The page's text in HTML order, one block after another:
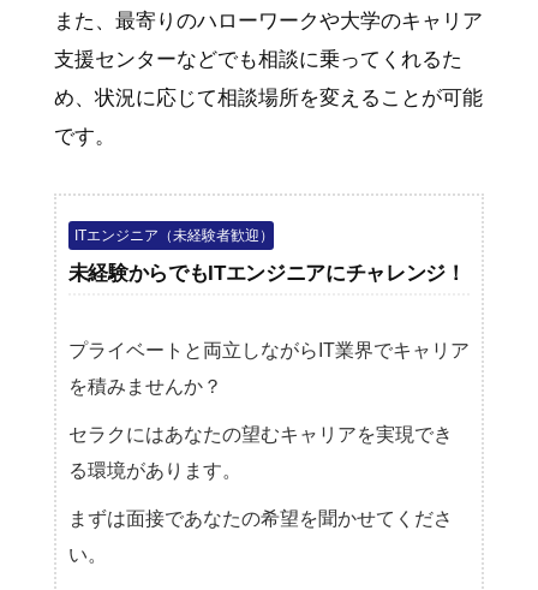
また、最寄りのハローワークや大学のキャリア
支援センターなどでも相談に乗ってくれるた
め、状況に応じて相談場所を変えることが可能
です。
ITエンジニア（未経験者歓迎）
未経験からでもITエンジニアにチャレンジ！
プライベートと両立しながらIT業界でキャリア
を積みませんか？
セラクにはあなたの望むキャリアを実現でき
る環境があります。
まずは面接であなたの希望を聞かせてくださ
い。